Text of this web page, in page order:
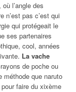
l’angle des
n’est pas c’est qui
qui protégeait le
ses partenaires
cool, années
La vache
de poche ou
méthode que naruto
faire du xixème